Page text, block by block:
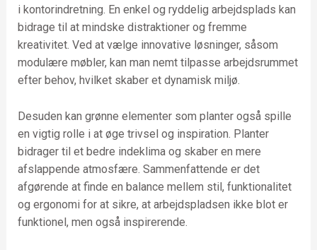
i kontorindretning. En enkel og ryddelig arbejdsplads kan
bidrage til at mindske distraktioner og fremme
kreativitet. Ved at vælge innovative løsninger, såsom
modulære møbler, kan man nemt tilpasse arbejdsrummet
efter behov, hvilket skaber et dynamisk miljø.
Desuden kan grønne elementer som planter også spille
en vigtig rolle i at øge trivsel og inspiration. Planter
bidrager til et bedre indeklima og skaber en mere
afslappende atmosfære. Sammenfattende er det
afgørende at finde en balance mellem stil, funktionalitet
og ergonomi for at sikre, at arbejdspladsen ikke blot er
funktionel, men også inspirerende.